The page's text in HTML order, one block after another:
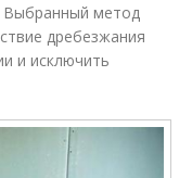
метод
дребезжания
и исключить